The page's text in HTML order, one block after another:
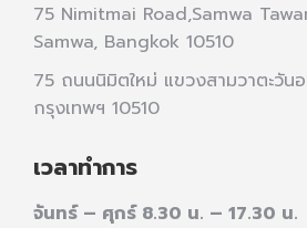
75 Nimitmai Road,Samwa
Samwa, Bangkok 10510
75 ถนนนิมิตใหม่ แขวงสามวาตะวัน
กรุงเทพฯ 10510
เวลาทำการ
จันทร์ – ศุกร์ 8.30 น. – 17.30 น.